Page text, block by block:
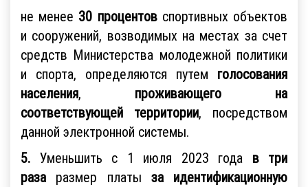
не менее 30 процентовспортивных объектов
и сооружений, возводимых на местах за счет
средств Министерства молодежной политики
и спорта, определяются путем голосования
населения, проживающего на
соответствующей территории, посредством
данной электронной системы.
5. Уменьшить с 1 июля 2023 года в три
раза размер платы за идентификационную